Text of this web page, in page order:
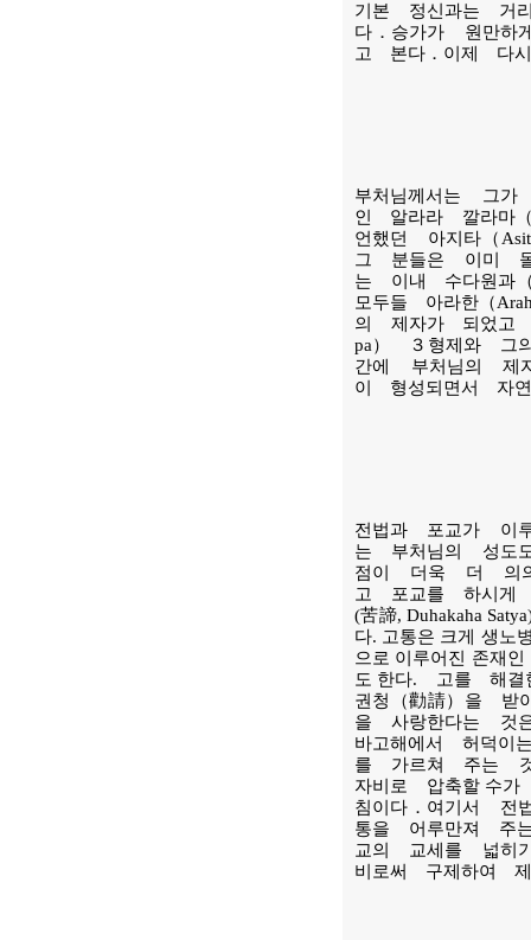
기본 정신과는 거
다．승가가 원만
고 본다．이
부처님께서는 그
인 알라라 깔라마（
언했던 아지타（
그 분들은 이미 돌
는 이내 수다원과
모두들 아라한（
의 제자가 되었고
pa） ３형제와 그
간에 부처님의
이 형성되면서 자
전법과 포교가 이
는 부처님의 성도
점이 더욱 더 의
고 포교를 하시게
(苦諦, Duhakaha
다. 고통은 크게 생노
으로 이루어진 존재
도 한다. 고를 해
권청（勸請）을
을 사랑한다는 것
바고해에서 허덕
를 가르쳐 주는
자비로 압축할 수
침이다．여기서
통을 어루만져 주
교의 교세를 넓히
비로써 구제하여